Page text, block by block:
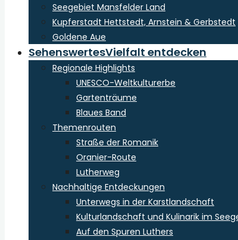
Seegebiet Mansfelder Land
Kupferstadt Hettstedt, Arnstein & Gerbstedt
Goldene Aue
SehenswertesVielfalt entdecken
Regionale Highlights
UNESCO-Weltkulturerbe
Gartenträume
Blaues Band
Themenrouten
Straße der Romanik
Oranier-Route
Lutherweg
Nachhaltige Entdeckungen
Unterwegs in der Karstlandschaft
Kulturlandschaft und Kulinarik im
Auf den Spuren Luthers